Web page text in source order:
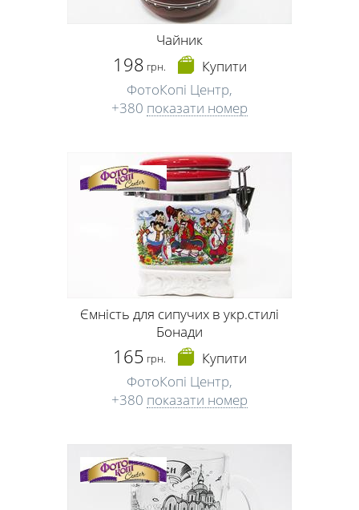
Чайник
198 грн.
Купити
ФотоКопі Центр,
+380 показати номер
Ємність для сипучих в укр.стилі
Бонади
165 грн.
Купити
ФотоКопі Центр,
+380 показати номер